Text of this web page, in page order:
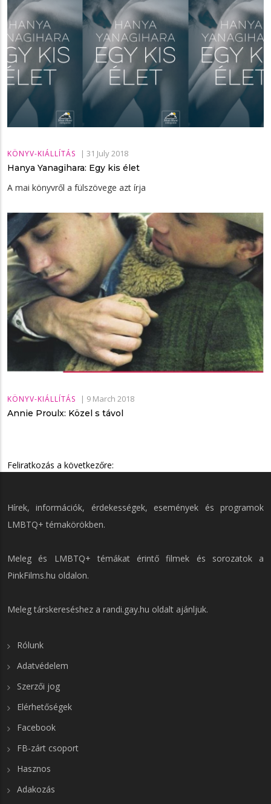
KÖNYV-KIÁLLÍTÁS | 31 July 2018
Hanya Yanagihara: Egy kis élet
A mai könyvről a fülszövege azt írja
KÖNYV-KIÁLLÍTÁS | 9 March 2018
Annie Proulx: Közel s távol
Feliratkozás a következőre:
Hírek, információk, érdekességek, események és programok
LMBTQ+ témakörökben.
Meleg és LMBTQ+ témákat érintő filmek és sorozatok a
PinkFilms.hu oldalon.
Meleg társkereséshez a randi.gay.hu oldalt ajánljuk.
Rólunk
Adatvédelem
Szerzői jog
Elérhetőségek
Facebook
FB-zárt csoport
Hasznos
Adakozás